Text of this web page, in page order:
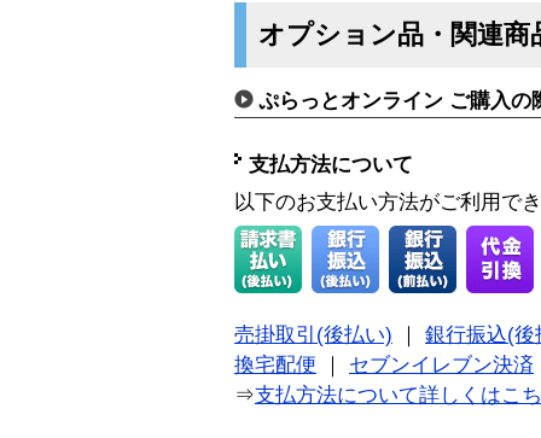
オプション品・関連商
ぷらっとオンライン ご購入の
支払方法について
以下のお支払い方法がご利用で
売掛取引(後払い)
銀行振込(後
換宅配便
セブンイレブン決済
⇒支払方法について詳しくはこ